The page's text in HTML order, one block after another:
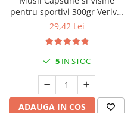
pentru sportivi 300gr Verival
Bio
29,42 Lei
5 IN STOC
ADAUGA IN COS